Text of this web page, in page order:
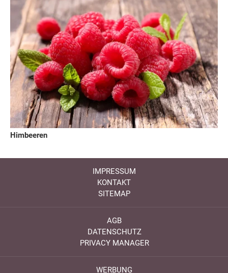
Himbeeren
IMPRESSUM
KONTAKT
SITEMAP
AGB
DATENSCHUTZ
PRIVACY MANAGER
WERBUNG